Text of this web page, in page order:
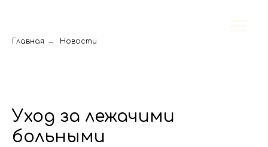
Главная → Новости
Уход за лежачими
больными